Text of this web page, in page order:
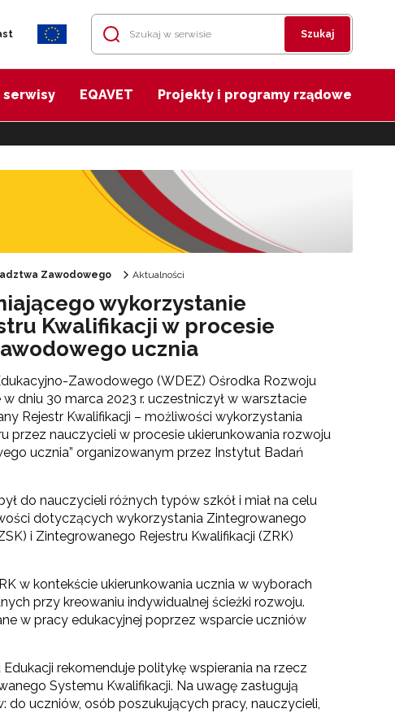
Szukaj
serwisy EQAVET Projekty i programy rządowe
Zawodowego Aktualności
wykorzystanie
Kwalifikacji w procesie
ucznia
Zawodowego (WDEZ) Ośrodka Rozwoju
w dniu 30 marca 2023 r. uczestniczył w warsztacie
Rejestr Kwalifikacji – możliwości wykorzystania
przez nauczycieli w procesie ukierunkowania rozwoju
ucznia” organizowanym przez Instytut Badań
do nauczycieli różnych typów szkół i miał na celu
dotyczących wykorzystania Zintegrowanego
i Zintegrowanego Rejestru Kwalifikacji (ZRK)
w kontekście ukierunkowania ucznia w wyborach
przy kreowaniu indywidualnej ścieżki rozwoju.
w pracy edukacyjnej poprzez wsparcie uczniów
rekomenduje politykę wspierania na rzecz
Systemu Kwalifikacji. Na uwagę zasługują
uczniów, osób poszukujących pracy, nauczycieli,